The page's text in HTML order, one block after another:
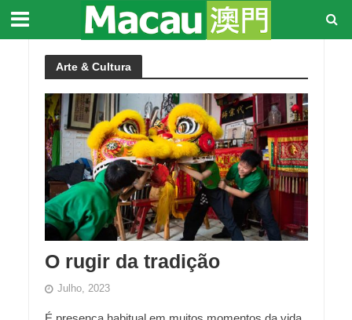
Arte & Cultura
O rugir da tradição
Julho, 2023